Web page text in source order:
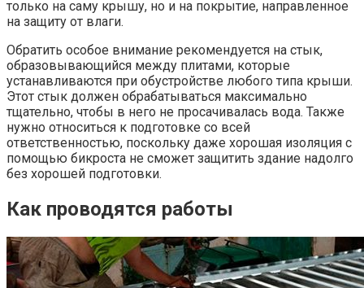
только на саму крышу, но и на покрытие, направленное
на защиту от влаги.
Обратить особое внимание рекомендуется на стык,
образовывающийся между плитами, которые
устанавливаются при обустройстве любого типа крыши.
Этот стык должен обрабатываться максимально
тщательно, чтобы в него не просачивалась вода. Также
нужно относиться к подготовке со всей
ответственностью, поскольку даже хорошая изоляция с
помощью бикроста не сможет защитить здание надолго
без хорошей подготовки.
Как проводятся работы